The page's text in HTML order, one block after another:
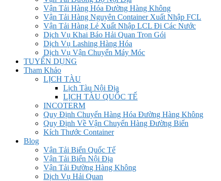
Vận Tải Hàng Hóa Đường Hàng Không
Vận Tải Hàng Nguyên Container Xuất Nhập FCL
Vận Tải Hàng Lẻ Xuất Nhập LCL Đi Các Nước
Dịch Vụ Khai Báo Hải Quan Trọn Gói
Dịch Vụ Lashing Hàng Hóa
Dịch Vụ Vận Chuyển Máy Móc
TUYỂN DỤNG
Tham Khảo
LỊCH TÀU
Lịch Tàu Nội Địa
LỊCH TÀU QUỐC TẾ
INCOTERM
Quy Định Chuyển Hàng Hóa Đường Hàng Không
Quy Định Về Vận Chuyển Hàng Đường Biển
Kích Thước Container
Blog
Vận Tải Biển Quốc Tế
Vận Tải Biển Nội Địa
Vận Tải Đường Hàng Không
Dịch Vụ Hải Quan